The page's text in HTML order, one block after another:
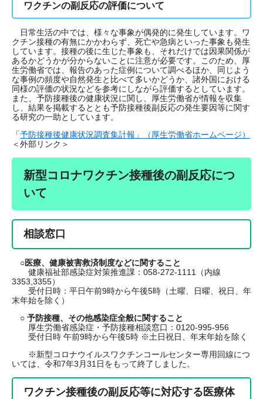
ワクチンの副反応の評価について
日常生活の中では、様々な事象が偶発的に発生しています。ワ
クチン接種の有無にかかわらず、死亡や急病といった事象も発生
しています。接種の後に生じた事象も、それだけでは因果関係が
あるかどうかが分からないことに注意が必要です。このため、厚
生労働省では、報告のあった症例について調べるほか、同じよう
な事例の頻度や自然発生と比べて多いかどうか、諸外国における
同様の評価の状況などを参考にしながら評価するとしています。
また、予防接種後の健康状況に関し、厚生労働省が情報を収集
し、結果を掲載するととも予防接種後副反応の発生要因等に関す
る研究の一助としています。
「予防接種後健康状況調査集計報」（厚生労働省ホームページ）
＜外部リンク＞
新型コロナワクチン接種後の副反応につ
いて
相談窓口
○医療、健康被害救済制度などに関すること
健康福祉部感染症対策推進課：058-272-1111（内線
3353,3355）
受付日時：平日午前9時から午後5時（土曜、日曜、祝日、年
末年始を除く）
○ 予防接種、その他感染症全般に関すること
厚生労働省感染症・予防接種相談窓口：0120-995-956
受付日時 午前9時から午後5時 ※土日祝日、年末年始を除く
※新型コロナウイルスワクチンコールセンター専用回線につ
いては、令和7年3月31日をもって終了しました。
ワクチン接種後の副反応等に対応する医療体